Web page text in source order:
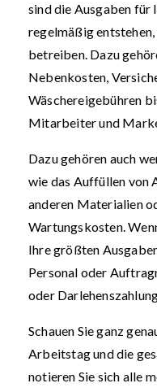
sind die Ausgaben für
regelmäßig
betreiben. Dazu
Nebenkosten,
Wäschereigebühren
Mitarbeiter und
Dazu gehören auch
wie das Auffüllen von
anderen Materialien
Wartungskosten.
Ihre größten
Personal oder
oder
Schauen Sie ganz
Arbeitstag und die
notieren Sie sich alle